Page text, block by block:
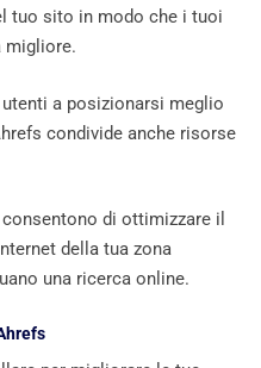
tuo sito in modo che i tuoi
migliore.
a posizionarsi meglio
condivide anche risorse
di ottimizzare il
della tua zona
una ricerca online.